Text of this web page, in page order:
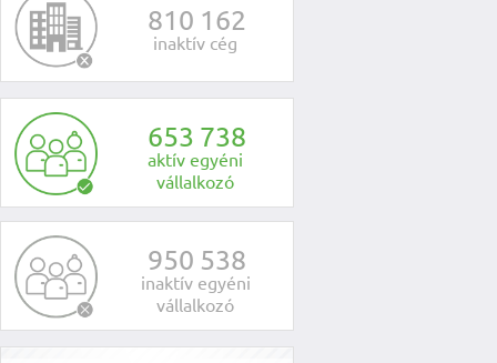
810 162
inaktív cég
653 738
aktív egyéni
vállalkozó
950 538
inaktív egyéni
vállalkozó